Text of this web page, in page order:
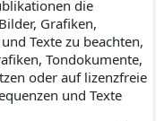
die
Grafiken,
Texte zu beachten,
Tondokumente,
oder auf lizenzfreie
und Texte